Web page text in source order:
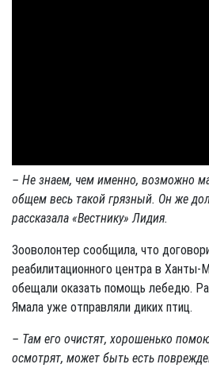
– Не знаем, чем именно, возможно
общем весь такой грязный. Он же
рассказала «Вестнику» Лидия.
Зооволонтер сообщила, что
реабилитационного центра в Ханты-
обещали оказать помощь лебедю.
Ямала уже отправляли диких птиц.
– Там его очистят, хорошенько
осмотрят, может быть есть